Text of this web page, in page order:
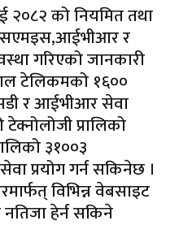
२०८२ को नियमित तथा
एसएमइस,आईभीआर र
गरिएको जानकारी
टेलिकमको १६००
र आईभीआर सेवा
प्रालिको
३१००३
प्रयोग गर्न सकिनेछ ।
विभिन्न वेबसाइट
हेर्न सकिने